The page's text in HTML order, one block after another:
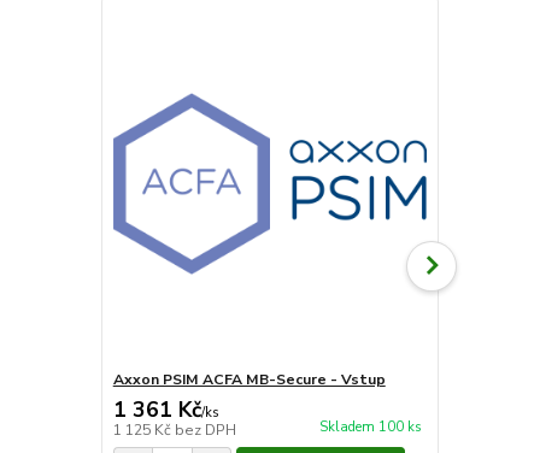
Axxon PSIM ACFA MB-Secure - Vstup
1 361 Kč/ks
1 125 Kč bez DPH Skladem 100 ks